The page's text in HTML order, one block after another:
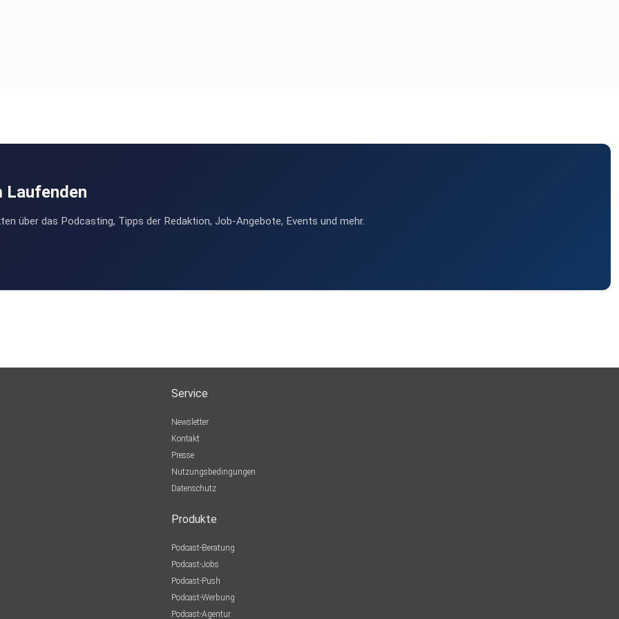
Laufenden
über das Podcasting, Tipps der Redaktion, Job-Angebote, Events und mehr.
Service
Newsletter
Kontakt
Presse
Nutzungsbedingungen
Datenschutz
Produkte
Podcast-Beratung
Podcast-Jobs
Podcast-Push
Podcast-Werbung
Podcast-Agentur